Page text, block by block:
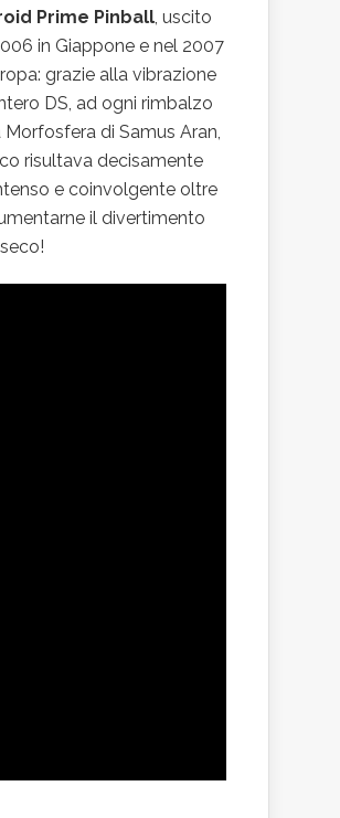
Prime Pinball , uscito
in Giappone e nel 2007
grazie alla vibrazione
DS, ad ogni rimbalzo
di Samus Aran,
risultava decisamente
e coinvolgente oltre
il divertimento